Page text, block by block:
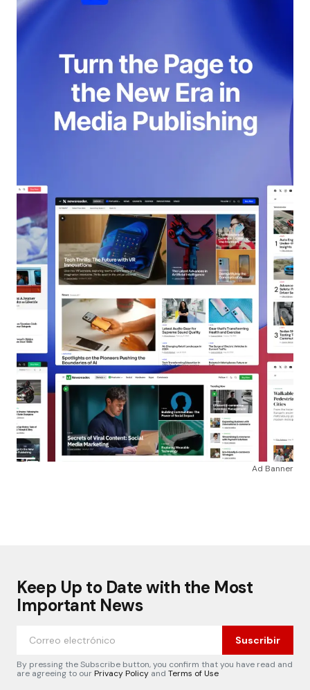
Ad Banner
Keep Up to Date with the Most
Important News
Suscribir
By pressing the Subscribe button, you confirm that you have read and
are agreeing to ourPrivacy Policy and Terms of Use